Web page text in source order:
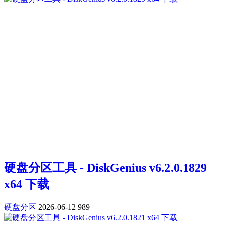
硬盘分区工具 - DiskGenius v6.2.0.1829
x64 下载
硬盘分区 2026-06-12 989